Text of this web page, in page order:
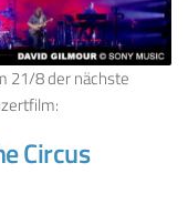
21/8 der nächste
Circus